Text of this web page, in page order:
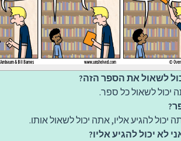
לשאול את הספר הזה?
יכול לשאול כל ספר.
יכול להגיע אליו, אתה יכול לשאול אותו.
לא יכול להגיע אליו?